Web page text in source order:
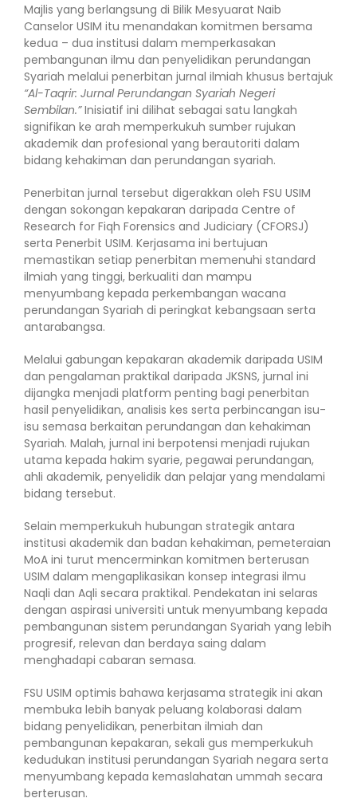
Majlis yang berlangsung di Bilik Mesyuarat Naib
Canselor USIM itu menandakan komitmen bersama
kedua – dua institusi dalam memperkasakan
pembangunan ilmu dan penyelidikan perundangan
Syariah melalui penerbitan jurnal ilmiah khusus bertajuk
“Al-Taqrir: Jurnal Perundangan Syariah Negeri
Sembilan.” Inisiatif ini dilihat sebagai satu langkah
signifikan ke arah memperkukuh sumber rujukan
akademik dan profesional yang berautoriti dalam
bidang kehakiman dan perundangan syariah.
Penerbitan jurnal tersebut digerakkan oleh FSU USIM
dengan sokongan kepakaran daripada Centre of
Research for Fiqh Forensics and Judiciary (CFORSJ)
serta Penerbit USIM. Kerjasama ini bertujuan
memastikan setiap penerbitan memenuhi standard
ilmiah yang tinggi, berkualiti dan mampu
menyumbang kepada perkembangan wacana
perundangan Syariah di peringkat kebangsaan serta
antarabangsa.
Melalui gabungan kepakaran akademik daripada USIM
dan pengalaman praktikal daripada JKSNS, jurnal ini
dijangka menjadi platform penting bagi penerbitan
hasil penyelidikan, analisis kes serta perbincangan isu-
isu semasa berkaitan perundangan dan kehakiman
Syariah. Malah, jurnal ini berpotensi menjadi rujukan
utama kepada hakim syarie, pegawai perundangan,
ahli akademik, penyelidik dan pelajar yang mendalami
bidang tersebut.
Selain memperkukuh hubungan strategik antara
institusi akademik dan badan kehakiman, pemeteraian
MoA ini turut mencerminkan komitmen berterusan
USIM dalam mengaplikasikan konsep integrasi ilmu
Naqli dan Aqli secara praktikal. Pendekatan ini selaras
dengan aspirasi universiti untuk menyumbang kepada
pembangunan sistem perundangan Syariah yang lebih
progresif, relevan dan berdaya saing dalam
menghadapi cabaran semasa.
FSU USIM optimis bahawa kerjasama strategik ini akan
membuka lebih banyak peluang kolaborasi dalam
bidang penyelidikan, penerbitan ilmiah dan
pembangunan kepakaran, sekali gus memperkukuh
kedudukan institusi perundangan Syariah negara serta
menyumbang kepada kemaslahatan ummah secara
berterusan.